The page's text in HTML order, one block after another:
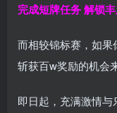
完成短牌任务 解锁
而相较锦标赛，如
斩获百w奖励的机会
即日起，充满激情与